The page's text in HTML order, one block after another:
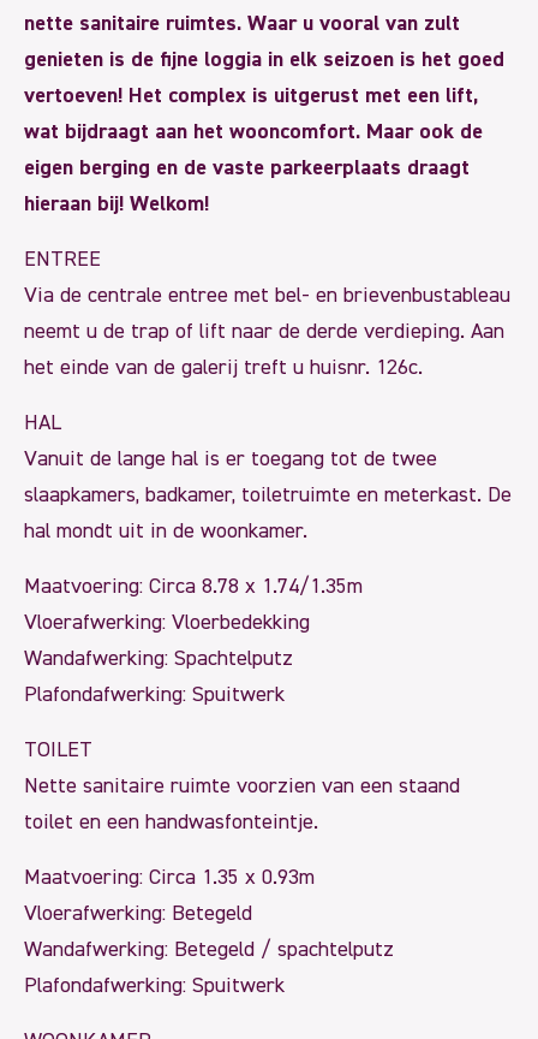
nette sanitaire ruimtes. Waar u vooral van zult
genieten is de fijne loggia in elk seizoen is het goed
vertoeven! Het complex is uitgerust met een lift,
wat bijdraagt aan het wooncomfort. Maar ook de
eigen berging en de vaste parkeerplaats draagt
hieraan bij! Welkom!
ENTREE
Via de centrale entree met bel- en brievenbustableau
neemt u de trap of lift naar de derde verdieping. Aan
het einde van de galerij treft u huisnr. 126c.
HAL
Vanuit de lange hal is er toegang tot de twee
slaapkamers, badkamer, toiletruimte en meterkast. De
hal mondt uit in de woonkamer.
Maatvoering: Circa 8.78 x 1.74/1.35m
Vloerafwerking: Vloerbedekking
Wandafwerking: Spachtelputz
Plafondafwerking: Spuitwerk
TOILET
Nette sanitaire ruimte voorzien van een staand
toilet en een handwasfonteintje.
Maatvoering: Circa 1.35 x 0.93m
Vloerafwerking: Betegeld
Wandafwerking: Betegeld / spachtelputz
Plafondafwerking: Spuitwerk